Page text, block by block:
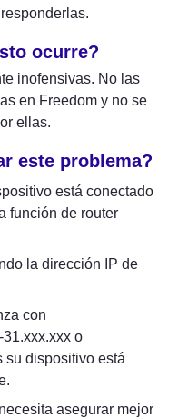
ocurre?
inofensivas. No las
en Freedom y no se
ellas.
este problema?
está conectado
función de router
la dirección IP de
con
o
su dispositivo está
asegurar mejor